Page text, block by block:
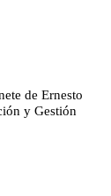
de Ernesto
y Gestión